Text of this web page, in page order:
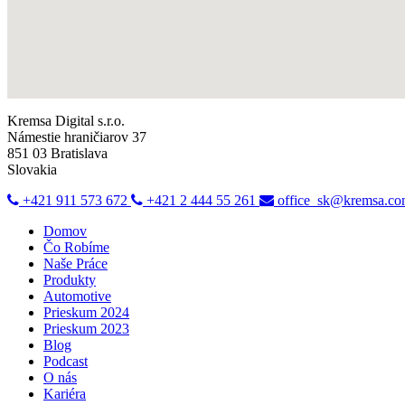
Kremsa Digital s.r.o.
Námestie hraničiarov 37
851 03 Bratislava
Slovakia
+421 911 573 672
+421 2 444 55 261
Domov
Čo Robíme
Naše Práce
Produkty
Automotive
Prieskum 2024
Prieskum 2023
Blog
Podcast
O nás
Kariéra